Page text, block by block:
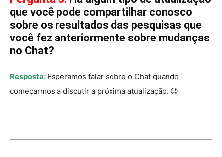
que você pode compartilhar conosco
sobre os resultados das pesquisas que
você fez anteriormente sobre mudanças
no Chat?
Resposta: Esperamos falar sobre o Chat quando
começarmos a discutir a próxima atualização. 😉